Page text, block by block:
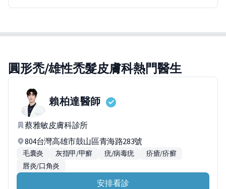
圓形禿/雄性禿髮皮膚科熱門醫生
賴柏達醫師
蔡雅敏皮膚科診所
804台灣高雄市鼓山區青海路283號
毛囊炎 灰指甲/甲癬 疣/病毒疣
疥瘡/疥癬
唇炎/口角炎
安排看診